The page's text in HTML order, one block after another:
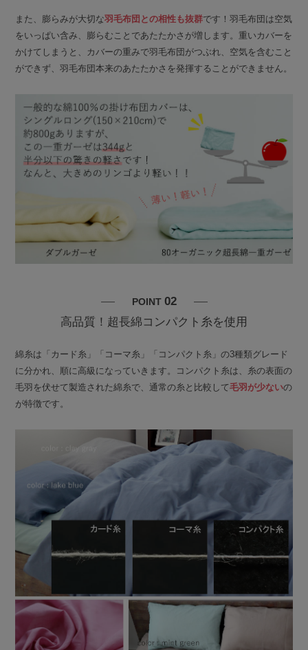
また、膨らみが大切な羽毛布団との相性も抜群です！羽毛布団は空気
をいっぱい含み、膨らむことであたたかさが増します。重いカバーを
かけてしまうと、カバーの重みで羽毛布団がつぶれ、空気を含むこと
ができず、羽毛布団本来のあたたかさを発揮することができません。
POINT 02
高品質！超長綿コンパクト糸を使用
綿糸は「カード糸」「コーマ糸」「コンパクト糸」の3種類グレード
に分かれ、順に高級になっていきます。コンパクト糸は、糸の表面の
毛羽を伏せて製造された綿糸で、通常の糸と比較して毛羽が少ないの
が特徴です。